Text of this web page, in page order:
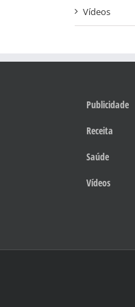
Vídeos
Publicidade
Receita
Saúde
Vídeos